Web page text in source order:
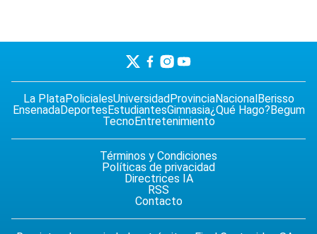
La PlataPolicialesUniversidadProvinciaNacionalBerisso
EnsenadaDeportesEstudiantesGimnasia¿Qué Hago?Begum
TecnoEntretenimiento
Términos y Condiciones
Políticas de privacidad
Directrices IA
RSS
Contacto